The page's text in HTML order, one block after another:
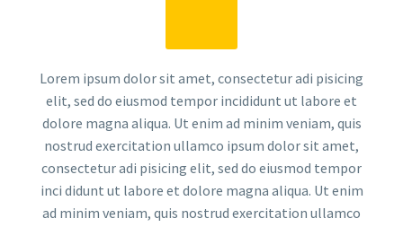
Lorem ipsum dolor sit amet, consectetur adi pisicing
elit, sed do eiusmod tempor incididunt ut labore et
dolore magna aliqua. Ut enim ad minim veniam, quis
nostrud exercitation ullamco ipsum dolor sit amet,
consectetur adi pisicing elit, sed do eiusmod tempor
inci didunt ut labore et dolore magna aliqua. Ut enim
ad minim veniam, quis nostrud exercitation ullamco